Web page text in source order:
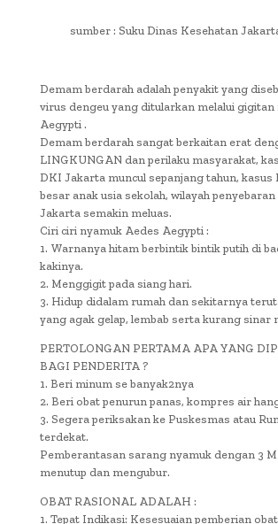
sumber : Suku Dinas Kesehatan
Demam berdarah adalah penyakit yang
virus dengeu yang ditularkan melalui gigitan
Aegypti .
Demam berdarah sangat berkaitan erat
LINGKUNGAN dan perilaku masyarakat,
DKI Jakarta muncul sepanjang tahun, kasus
besar anak usia sekolah, wilayah
Jakarta semakin meluas.
Ciri ciri nyamuk Aedes Aegypti :
1. Warnanya hitam berbintik bintik putih di
kakinya.
2. Menggigit pada siang hari.
3. Hidup didalam rumah dan sekitarnya
yang agak gelap, lembab serta kurang sinar
PERTOLONGAN PERTAMA APA YANG
BAGI PENDERITA ?
1. Beri minum se banyak2nya
2. Beri obat penurun panas, kompres air
3. Segera periksakan ke Puskesmas atau
terdekat.
Pemberantasan sarang nyamuk dengan 3
menutup dan mengubur.
OBAT RASIONAL ADALAH :
1. Tepat Indikasi: Kesesuaian pemberian